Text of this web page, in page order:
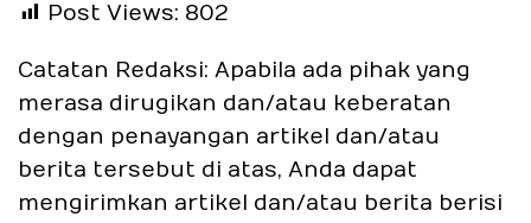
Post Views: 802
Catatan Redaksi: Apabila ada pihak yang
merasa dirugikan dan/atau keberatan
dengan penayangan artikel dan/atau
berita tersebut di atas, Anda dapat
mengirimkan artikel dan/atau berita berisi